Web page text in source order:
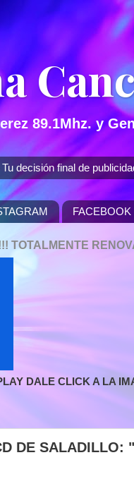
89.1Mhz. y
decisión final de
FACEBOOK
TOTALMENTE
DALE CLICK A LA
DE SALADILLO: